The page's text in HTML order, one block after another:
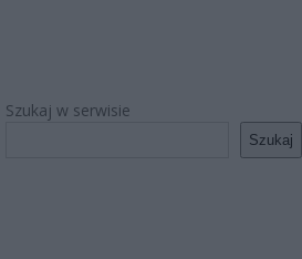
Szukaj w serwisie
Szukaj